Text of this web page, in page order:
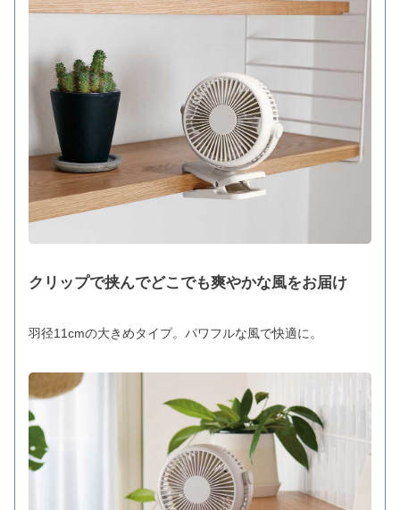
クリップで挟んでどこでも爽やかな風をお届け
羽径11cmの大きめタイプ。パワフルな風で快適に。